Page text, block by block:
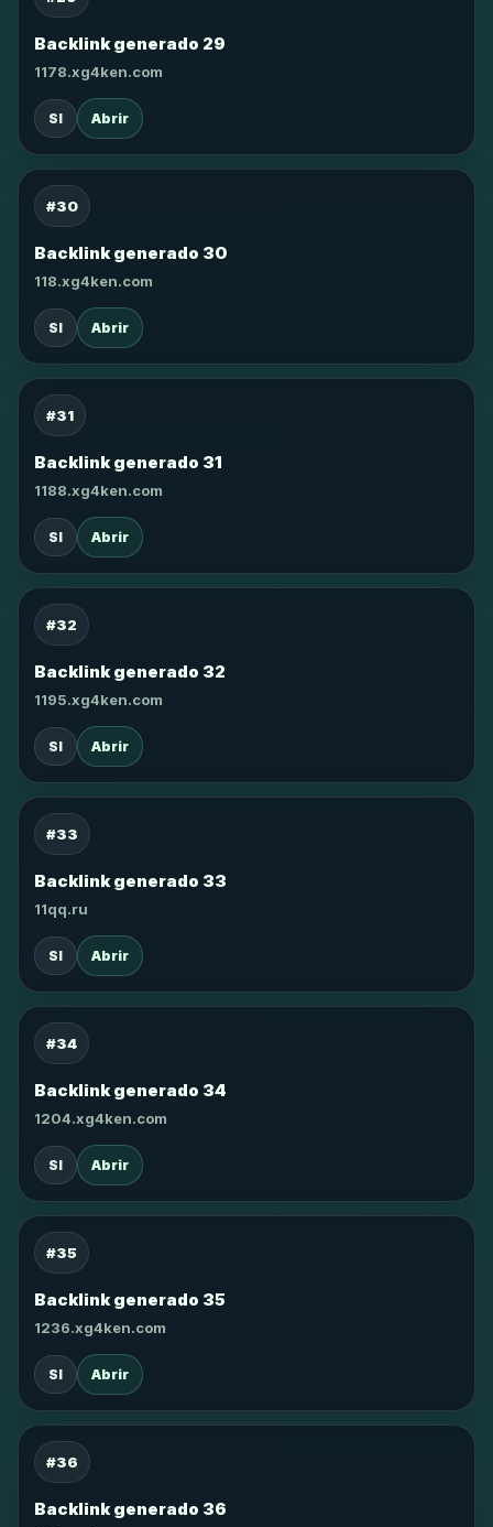
Backlink generado 29
1178.xg4ken.com
SI Abrir
#30
Backlink generado 30
118.xg4ken.com
SI Abrir
#31
Backlink generado 31
1188.xg4ken.com
SI Abrir
#32
Backlink generado 32
1195.xg4ken.com
SI Abrir
#33
Backlink generado 33
11qq.ru
SI Abrir
#34
Backlink generado 34
1204.xg4ken.com
SI Abrir
#35
Backlink generado 35
1236.xg4ken.com
SI Abrir
#36
Backlink generado 36